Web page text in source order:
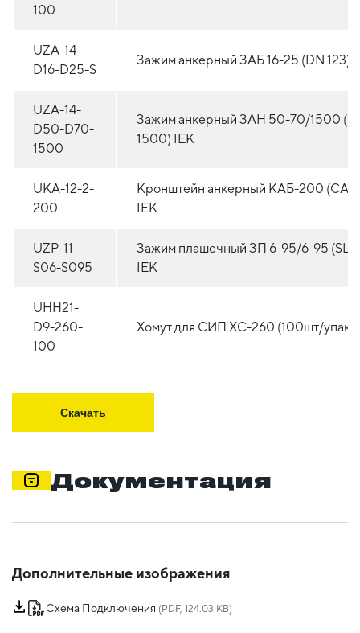
100
UZA-14-
D16-D25-S
Зажим анкерный ЗАБ 16-25 (DN 123)
UZA-14-
D50-D70-
1500
Зажим анкерный ЗАН 50-70/1500
1500) IEK
UKA-12-2-
200
Кронштейн анкерный КАБ-200
IEK
UZP-11-
S06-S095
Зажим плашечный ЗП 6-95/6-95
IEK
UHH21-
D9-260-
100
Хомут для СИП ХС-260 (100шт/упак)
Скачать
Документация
Дополнительные изображения
Схема Подключения (PDF, 124.03 KB)